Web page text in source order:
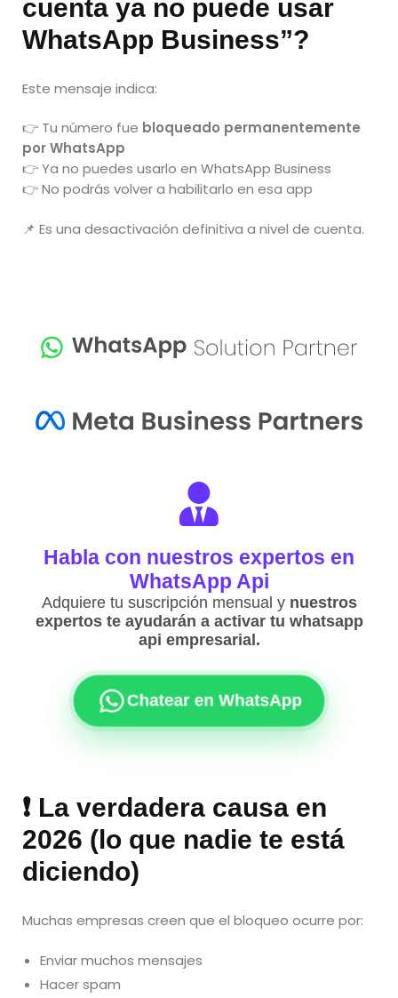
cuenta ya no puede usar
WhatsApp Business”?
Este mensaje indica:
👉 Tu número fue bloqueado permanentemente
por WhatsApp
👉 Ya no puedes usarlo en WhatsApp Business
👉 No podrás volver a habilitarlo en esa app
📌 Es una desactivación definitiva a nivel de cuenta.
Habla con nuestros expertos en
WhatsApp Api
Adquiere tu suscripción mensual y nuestros
expertos te ayudarán a activar tu whatsapp
api empresarial.
Chatear en WhatsApp
❗ La verdadera causa en
2026 (lo que nadie te está
diciendo)
Muchas empresas creen que el bloqueo ocurre por:
Enviar muchos mensajes
Hacer spam